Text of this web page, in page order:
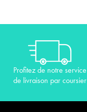
Profitez de notre service
de livraison par coursier